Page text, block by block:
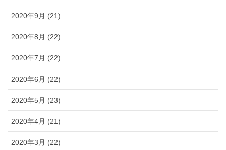
2020年9月 (21)
2020年8月 (22)
2020年7月 (22)
2020年6月 (22)
2020年5月 (23)
2020年4月 (21)
2020年3月 (22)